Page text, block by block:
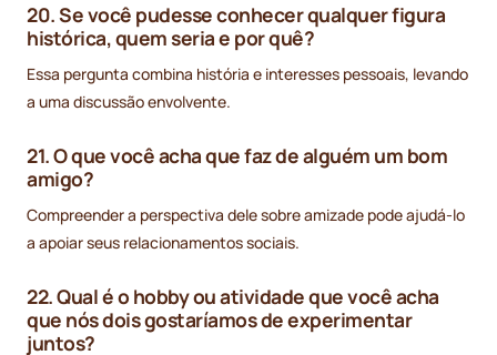
20. Se você pudesse conhecer qualquer figura
histórica, quem seria e por quê?
Essa pergunta combina história e interesses pessoais, levando
a uma discussão envolvente.
21. O que você acha que faz de alguém um bom
amigo?
Compreender a perspectiva dele sobre amizade pode ajudá-lo
a apoiar seus relacionamentos sociais.
22. Qual é o hobby ou atividade que você acha
que nós dois gostaríamos de experimentar
juntos?